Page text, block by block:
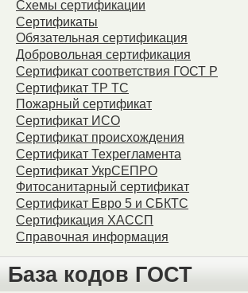
Схемы сертификации
Сертификаты
Обязательная сертификация
Добровольная сертификация
Сертификат соответствия ГОСТ Р
Сертификат ТР ТС
Пожарный сертификат
Сертификат ИСО
Сертификат происхождения
Сертификат Техрегламента
Сертификат УкрСЕПРО
Фитосанитарный сертификат
Сертификат Евро 5 и СБКТС
Сертификация ХАССП
Справочная информация
База кодов ГОСТ